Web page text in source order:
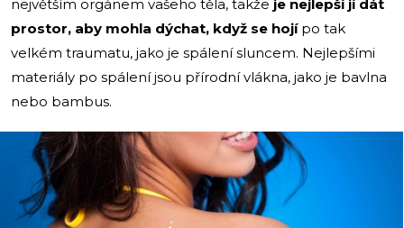
největším orgánem vašeho těla, takže je nejlepší jí dát
prostor, aby mohla dýchat, když se hojípo tak
velkém traumatu, jako je spálení sluncem. Nejlepšími
materiály po spálení jsou přírodní vlákna, jako je bavlna
nebo bambus.